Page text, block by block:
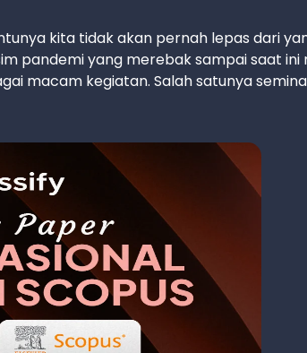
kita tidak akan pernah lepas dari
pandemi yang merebak sampai saat ini
macam kegiatan. Salah satunya